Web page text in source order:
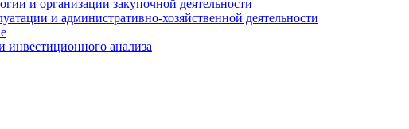
и организации закупочной деятельности
и административно-хозяйственной деятельности
инвестиционного анализа